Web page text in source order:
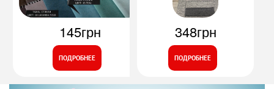
145грн
ПОДРОБНЕЕ
348грн
ПОДРОБНЕЕ